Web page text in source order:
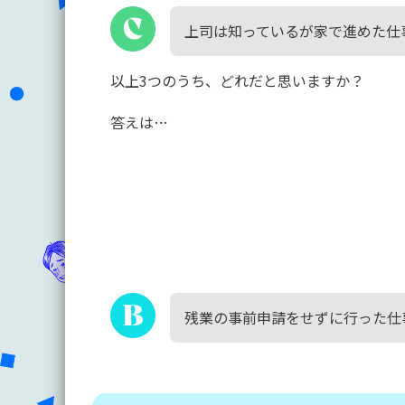
上司は知っているが家で進めた仕
以上3つのうち、どれだと思いますか？
答えは…
残業の事前申請をせずに行った